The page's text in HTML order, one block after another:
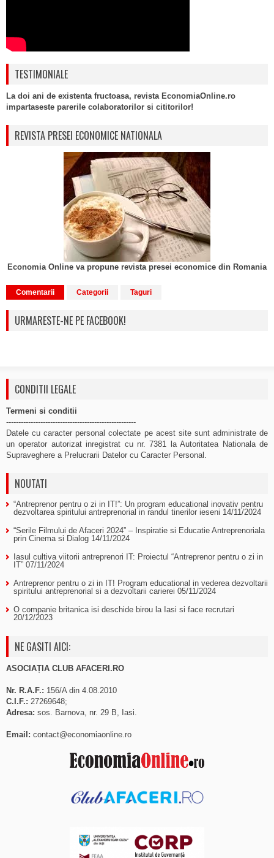
TESTIMONIALE
La doi ani de existenta fructoasa, revista EconomiaOnline.ro
impartaseste parerile colaboratorilor si cititorilor!
REVISTA PRESEI ECONOMICE NATIONALA
Economia Online va propune revista presei economice din Romania
Comentarii Categorii Taguri
URMARESTE-NE PE FACEBOOK!
CONDITII LEGALE
Termeni si conditii
-----------------------------------------------------
Datele cu caracter personal colectate pe acest site sunt administrate de
un operator autorizat inregistrat cu nr. 7381 la Autoritatea Nationala de
Supraveghere a Prelucrarii Datelor cu Caracter Personal.
NOUTATI
“Antreprenor pentru o zi in IT!”: Un program educational inovativ pentru
dezvoltarea spiritului antreprenorial in randul tinerilor ieseni 14/11/2024
“Serile Filmului de Afaceri 2024” – Inspiratie si Educatie Antreprenoriala
prin Cinema si Dialog 14/11/2024
Iasul cultiva viitorii antreprenori IT: Proiectul “Antreprenor pentru o zi in
IT” 07/11/2024
Antreprenor pentru o zi in IT! Program educational in vederea dezvoltarii
spiritului antreprenorial si a dezvoltarii carierei 05/11/2024
O companie britanica isi deschide birou la Iasi si face recrutari
20/12/2023
NE GASITI AICI:
ASOCIAȚIA CLUB AFACERI.RO
Nr. R.A.F.: 156/A din 4.08.2010
C.I.F.: 27269648;
Adresa: sos. Barnova, nr. 29 B, Iasi.
Email: contact@economiaonline.ro